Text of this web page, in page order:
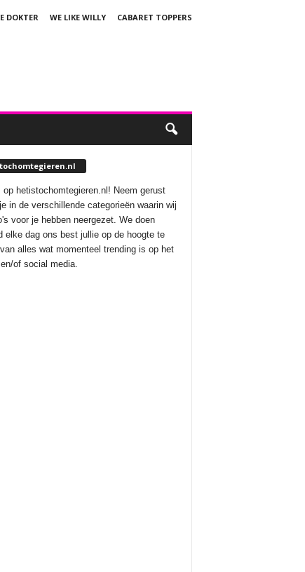
DOKTER WE LIKE WILLY
CABARET TOPPERS
op hetistochomtegieren.nl! Neem gerust
in de verschillende categorieën waarin wij
voor je hebben neergezet. We doen
elke dag ons best jullie op de hoogte te
alles wat momenteel trending is op het
of social media.